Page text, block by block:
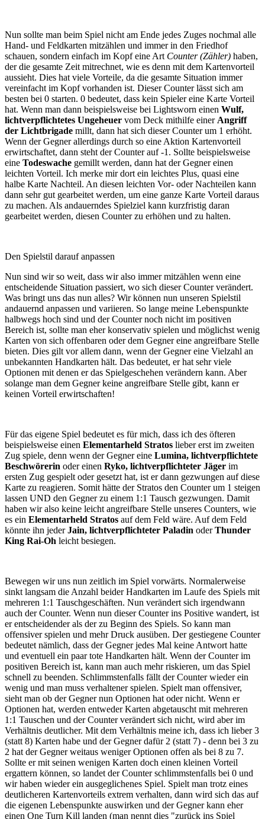
Nun sollte man beim Spiel nicht am Ende jedes Zuges nochmal alle
Hand- und Feldkarten mitzählen und immer in den Friedhof
schauen, sondern einfach im Kopf eine Art Counter (Zähler) haben,
der die gesamte Zeit mitrechnet, wie es denn mit dem Kartenvorteil
aussieht. Dies hat viele Vorteile, da die gesamte Situation immer
vereinfacht im Kopf vorhanden ist. Dieser Counter lässt sich am
besten bei 0 starten. 0 bedeutet, dass kein Spieler eine Karte Vorteil
hat. Wenn man dann beispielsweise bei Lightsworn einen Wulf,
lichtverpflichtetes Ungeheuer vom Deck mithilfe einer Angriff
der Lichtbrigade millt, dann hat sich dieser Counter um 1 erhöht.
Wenn der Gegner allerdings durch so eine Aktion Kartenvorteil
erwirtschaftet, dann steht der Counter auf -1. Sollte beispielsweise
eine Todeswache gemillt werden, dann hat der Gegner einen
leichten Vorteil. Ich merke mir dort ein leichtes Plus, quasi eine
halbe Karte Nachteil. An diesen leichten Vor- oder Nachteilen kann
dann sehr gut gearbeitet werden, um eine ganze Karte Vorteil daraus
zu machen. Als andauerndes Spielziel kann kurzfristig daran
gearbeitet werden, diesen Counter zu erhöhen und zu halten.
Den Spielstil darauf anpassen
Nun sind wir so weit, dass wir also immer mitzählen wenn eine
entscheidende Situation passiert, wo sich dieser Counter verändert.
Was bringt uns das nun alles? Wir können nun unseren Spielstil
andauernd anpassen und variieren. So lange meine Lebenspunkte
halbwegs hoch sind und der Counter noch nicht im positiven
Bereich ist, sollte man eher konservativ spielen und möglichst wenig
Karten von sich offenbaren oder dem Gegner eine angreifbare Stelle
bieten. Dies gilt vor allem dann, wenn der Gegner eine Vielzahl an
unbekannten Handkarten hält. Das bedeutet, er hat sehr viele
Optionen mit denen er das Spielgeschehen verändern kann. Aber
solange man dem Gegner keine angreifbare Stelle gibt, kann er
keinen Vorteil erwirtschaften!
Für das eigene Spiel bedeutet es für mich, dass ich des öfteren
beispielsweise einen Elementarheld Stratos lieber erst im zweiten
Zug spiele, denn wenn der Gegner eine Lumina, lichtverpflichtete
Beschwörerin oder einen Ryko, lichtverpflichteter Jäger im
ersten Zug gespielt oder gesetzt hat, ist er dann gezwungen auf diese
Karte zu reagieren. Somit hätte der Stratos den Counter um 1 steigen
lassen UND den Gegner zu einem 1:1 Tausch gezwungen. Damit
haben wir also keine leicht angreifbare Stelle unseres Counters, wie
es ein Elementarheld Stratos auf dem Feld wäre. Auf dem Feld
könnte ihn jederJain, lichtverpflichteter Paladin oderThunder
King Rai-Oh leicht besiegen.
Bewegen wir uns nun zeitlich im Spiel vorwärts. Normalerweise
sinkt langsam die Anzahl beider Handkarten im Laufe des Spiels mit
mehreren 1:1 Tauschgeschäften. Nun verändert sich irgendwann
auch der Counter. Wenn nun dieser Counter ins Positive wandert, ist
er entscheidender als der zu Beginn des Spiels. So kann man
offensiver spielen und mehr Druck ausüben. Der gestiegene Counter
bedeutet nämlich, dass der Gegner jedes Mal keine Antwort hatte
und eventuell ein paar tote Handkarten hält. Wenn der Counter im
positiven Bereich ist, kann man auch mehr riskieren, um das Spiel
schnell zu beenden. Schlimmstenfalls fällt der Counter wieder ein
wenig und man muss verhaltener spielen. Spielt man offensiver,
sieht man ob der Gegner nun Optionen hat oder nicht. Wenn er
Optionen hat, werden entweder Karten abgetauscht mit mehreren
1:1 Tauschen und der Counter verändert sich nicht, wird aber im
Verhältnis deutlicher. Mit dem Verhältnis meine ich, dass ich lieber 3
(statt 8) Karten habe und der Gegner dafür 2 (statt 7) - denn bei 3 zu
2 hat der Gegner weitaus weniger Optionen offen als bei 8 zu 7.
Sollte er mit seinen wenigen Karten doch einen kleinen Vorteil
ergattern können, so landet der Counter schlimmstenfalls bei 0 und
wir haben wieder ein ausgeglichenes Spiel. Spielt man trotz eines
deutlicheren Kartenvorteils extrem verhalten, dann wird sich das auf
die eigenen Lebenspunkte auswirken und der Gegner kann eher
einen One Turn Kill landen (man nennt dies "zurück ins Spiel